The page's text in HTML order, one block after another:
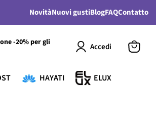
NovitàNuovi gustiBlogFAQContatto
-20% per gli
Accedi
HAYATI ELUX